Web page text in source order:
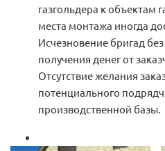
газгольдера к объектам
места монтажа иногда
Исчезновение бригад
получения денег от
Отсутствие желания
потенциального
производственной базы.